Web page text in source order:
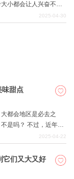
小都会让人兴奋不
售时尚、卡哇伊西式点
2025-04-30
味甜点
都会地区是必去之
是吗？ 不过，近年
当然，群马县也有很
在驾车或旅行途中享
2025-04-22
它们又大又好